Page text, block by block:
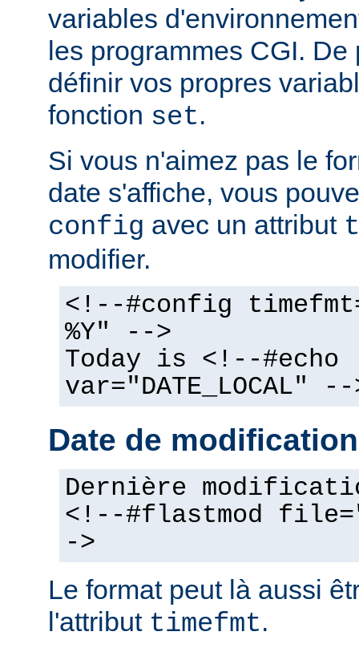
variables
les programmes CGI.
définir vos propres
fonction set.
Si vous n'aimez pas le
date s'affiche, vous
config avec un attribut
modifier.
<!--#config
%Y" -->
Today is <!--#echo
var="DATE_LOCAL" --
Date de
Dernière
<!--#flastmod
->
Le format peut là aussi
l'attribut timefmt.